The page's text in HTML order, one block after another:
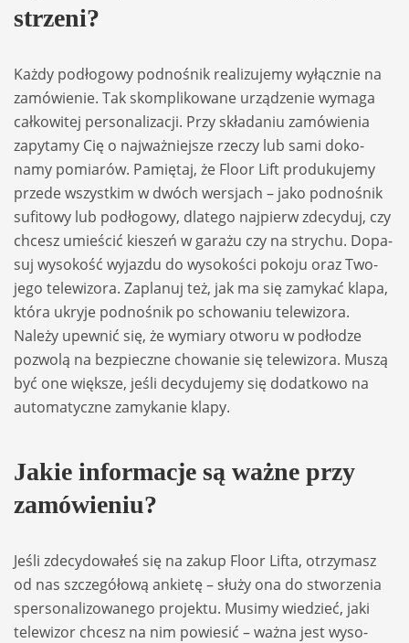
strzeni?
Każdy podło­gowy podno­śnik reali­zu­jemy wyłącz­nie na
zamó­wie­nie. Tak skom­pli­ko­wane urzą­dze­nie wymaga
cał­ko­wi­tej per­so­na­li­za­cji. Przy skła­da­niu zamó­wie­nia
zapy­tamy Cię o naj­waż­niej­sze rze­czy lub sami doko­
namy pomia­rów. Pamię­taj, że Floor Lift pro­du­ku­jemy
przede wszyst­kim w dwóch wer­sjach – jako podno­śnik
sufi­towy lub podło­gowy, dla­tego naj­pierw zde­cy­duj, czy
chcesz umie­ścić kie­szeń w garażu czy na stry­chu. Dopa­
suj wyso­kość wyjazdu do wyso­ko­ści pokoju oraz Two­
jego tele­wi­zora. Zapla­nuj też, jak ma się zamy­kać klapa,
która ukryje podno­śnik po scho­wa­niu tele­wi­zora.
Należy upew­nić się, że wymiary otworu w podło­dze
pozwolą na bez­pieczne cho­wa­nie się tele­wi­zora. Muszą
być one więk­sze, jeśli decy­du­jemy się dodat­kowo na
auto­ma­tyczne zamy­ka­nie klapy.
Jakie infor­ma­cje są ważne przy
zamó­wie­niu?
Jeśli zde­cy­do­wa­łeś się na zakup Floor Lifta, otrzy­masz
od nas szcze­gó­łową ankietę – służy ona do stwo­rze­nia
sper­so­na­li­zo­wa­nego pro­jektu. Musimy wie­dzieć, jaki
tele­wi­zor chcesz na nim powie­sić – ważna jest wyso­